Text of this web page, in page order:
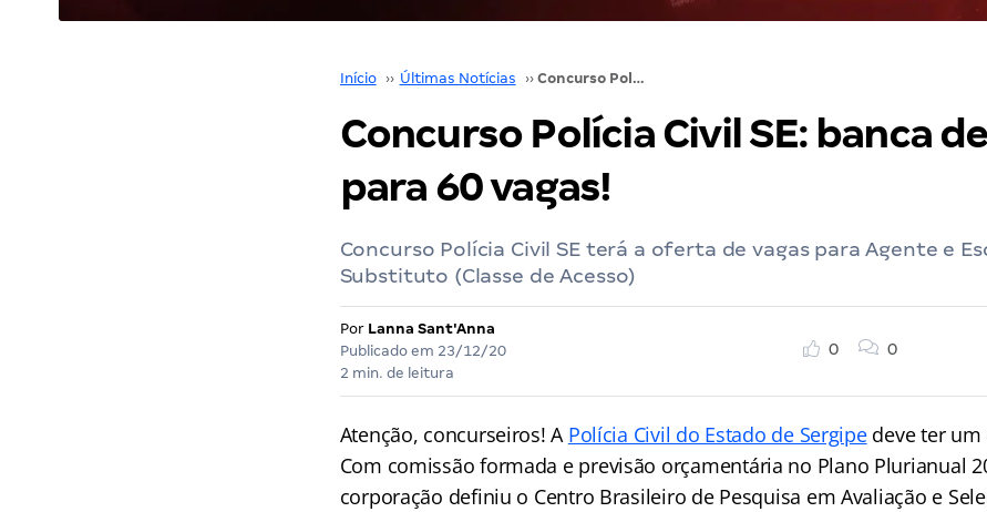
Início ›› Últimas Notícias ›› Concurso Polícia Civil SE: banca definida para 60 vagas!
Concurso Polícia Civil SE: banca
para 60 vagas!
Concurso Polícia Civil SE terá a oferta de vagas para Agente e
Substituto (Classe de Acesso)
Por Lanna Sant'Anna
Publicado em 23/12/20
2 min. de leitura
0 0
Atenção, concurseiros! A Polícia Civil do Estado de Sergipedeve ter um
Com comissão formada e previsão orçamentária no Plano Plurianual
corporação definiu o Centro Brasileiro de Pesquisa em Avaliação e